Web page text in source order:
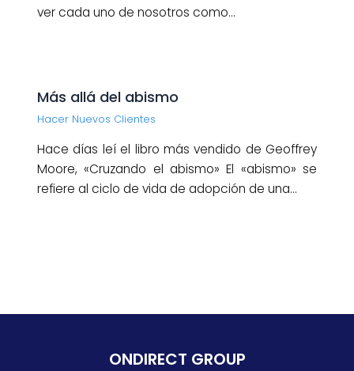
ver cada uno de nosotros como…
Más allá del abismo
Hacer Nuevos Clientes
Hace días leí el libro más vendido de Geoffrey
Moore, «Cruzando el abismo» El «abismo» se
refiere al ciclo de vida de adopción de una…
ONDIRECT GROUP